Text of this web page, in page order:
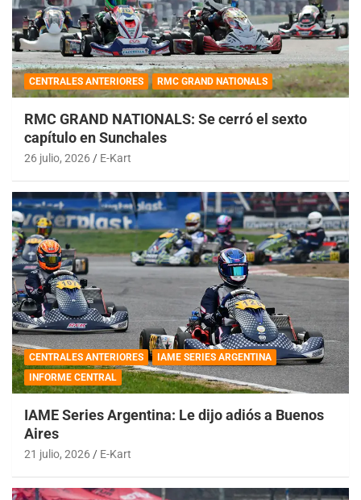
CENTRALES ANTERIORES RMC GRAND NATIONALS
RMC GRAND NATIONALS: Se cerró el sexto
capítulo en Sunchales
26 julio, 2026 E-Kart
CENTRALES ANTERIORES
IAME SERIES ARGENTINA
INFORME CENTRAL
IAME Series Argentina: Le dijo adiós a Buenos
Aires
21 julio, 2026 E-Kart